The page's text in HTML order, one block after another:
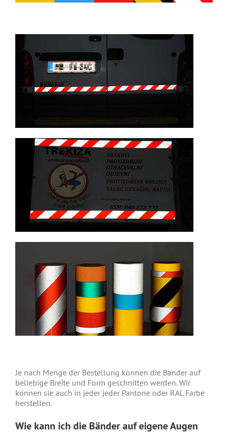
Je nach Menge der Bestellung können die Bänder auf
beliebige Breite und Form geschnitten werden. Wir
können sie auch in jeder jeder Pantone oder RAL Farbe
herstellen.
Wie kann ich die Bänder auf eigene Augen